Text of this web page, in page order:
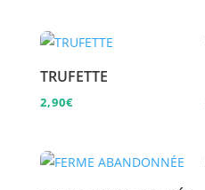
TRUFETTE
2,90€